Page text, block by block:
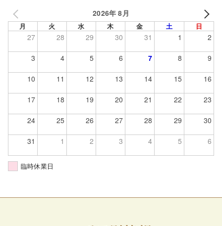
2026年 8月
月 火 水 木 金 土 日
27 28 29 30 31 1 2
3 4 5 6 7 8 9
10 11 12 13 14 15 16
17 18 19 20 21 22 23
24 25 26 27 28 29 30
31 1 2 3 4 5 6
臨時休業日